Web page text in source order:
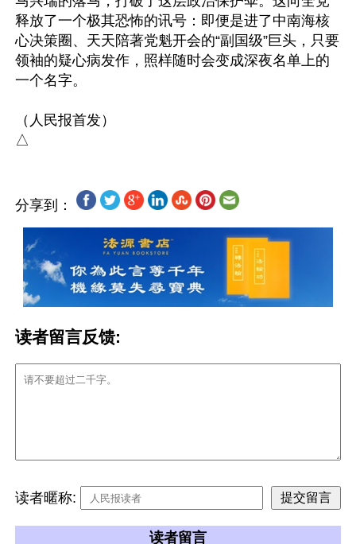
释放了一个极其恐怖的讯号：即便是进了中南海核
心决策圈、天天陪著党魁开会的“副国级”巨头，只要
领袖的疑心病发作，照样随时会变成深夜名单上的
一个名字。
（人民报首发）
分享到：
读者留言反馈:
读者暱称:
读者留言